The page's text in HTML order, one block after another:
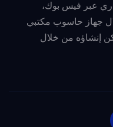
عبر فيس بوك،
جهاز حاسوب مكتبي
إنشاؤه من خلال